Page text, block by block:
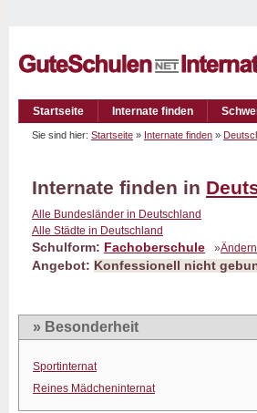
Startseite Internate finden
Sie sind hier: Startseite » Internate finden »
Internate finden in
Alle Bundesländer in Deutschland
Alle Städte in Deutschland
Schulform: Fachoberschule »Ändern
Angebot: Konfessionell nicht
» Besonderheit
Sportinternat
Reines Mädcheninternat